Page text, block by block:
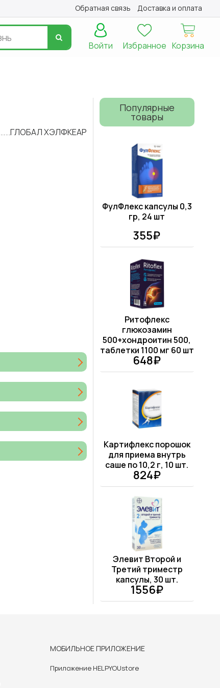
Обратная связь Доставка и оплата
Корзина
Избранное
Войти
ГЛОБАЛ ХЭЛФКЕАР
Популярные
товары
ФулФлекс капсулы 0,3
гр, 24 шт
355₽
Ритофлекс
глюкозамин
500+хондроитин 500,
таблетки 1100 мг 60 шт
648₽
Картифлекс порошок
для приема внутрь
саше по 10,2 г, 10 шт.
824₽
Элевит Второй и
Третий триместр
капсулы, 30 шт.
1556₽
МОБИЛЬНОЕ ПРИЛОЖЕНИЕ
Приложение HELPYOUstore